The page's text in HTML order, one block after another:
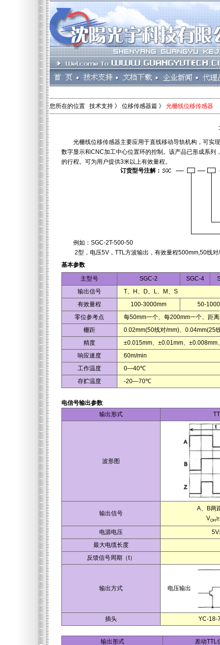
您所在的位置 技术支持 》 位移传感器篇 》 光栅线位移传感器
光栅线位移传感器主要应用于直线移动导轨机构，可实
数字显示和CNC加工中心位置环的控制。该产品已形成系
的行程。可为用户提供3米以上有效量程。
订货型号注解：
例如：SGC-2T-500-50
2型，电压5V，TTL方波输出，有效量程500mm,50线对
基本参数
主型号
SGC-2 SGC-4
输出信号
T、H、D、L、M、S
有效量程
100-3000mm
50-
零位参考点
每50mm一个、每200mm一个、距
栅距
0.02mm(50线对/mm)、0.04mm(25
精度
±0.015mm、±0.01mm、
响应速度
60m/min
工作温度
0—40℃
存贮温度
-20—70℃
电信号输出参数
输出形式
波形图
输出信号
A、B两
VOH
电源电压
最大电缆长度
反馈信号周期（t）
输出方式 电压输出
插头 YC-
输出形式 差动TTL